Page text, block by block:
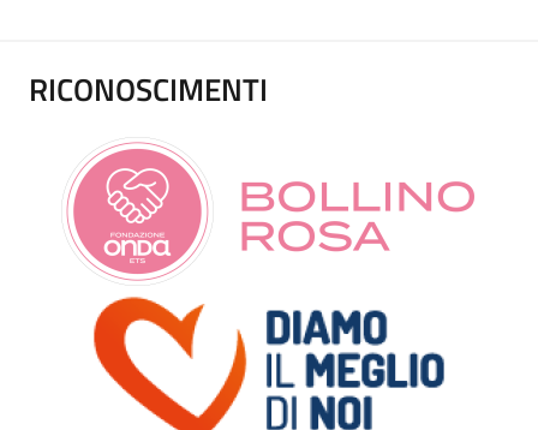
RICONOSCIMENTI